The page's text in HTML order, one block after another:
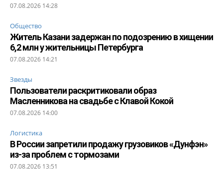
07.08.2026 14:28
Общество
Житель Казани задержан по подозрению в хищении
6,2 млн у жительницы Петербурга
07.08.2026 14:21
Звезды
Пользователи раскритиковали образ
Масленникова на свадьбе с Клавой Кокой
07.08.2026 14:00
Логистика
В России запретили продажу грузовиков «Дунфэн»
из-за проблем с тормозами
07.08.2026 13:51